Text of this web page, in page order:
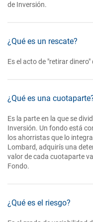
de Inversión.
¿Qué es un rescate?
Es el acto de "retirar
¿Qué es una
Es la parte en la que se
Inversión. Un fondo está
los ahorristas que lo
Lombard, adquirís una
valor de cada cuotaparte
Fondo.
¿Qué es el riesgo?